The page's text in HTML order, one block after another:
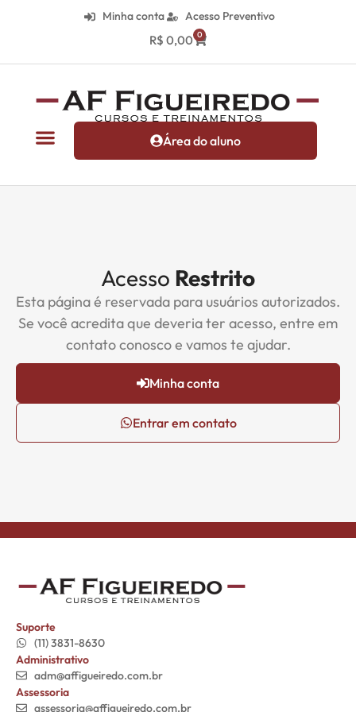
Minha conta Acesso Preventivo
R$ 0,00 0
Área do aluno
Acesso Restrito
Esta página é reservada para usuários autorizados.
Se você acredita que deveria ter acesso, entre em
contato conosco e vamos te ajudar.
Minha conta
Entrar em contato
Suporte
(11) 3831-8630
Administrativo
adm@affigueiredo.com.br
Assessoria
assessoria@affigueiredo.com.br